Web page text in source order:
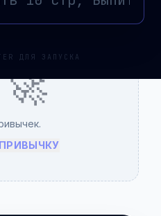
ДЛЯ ЗАПУСКА
SCAN